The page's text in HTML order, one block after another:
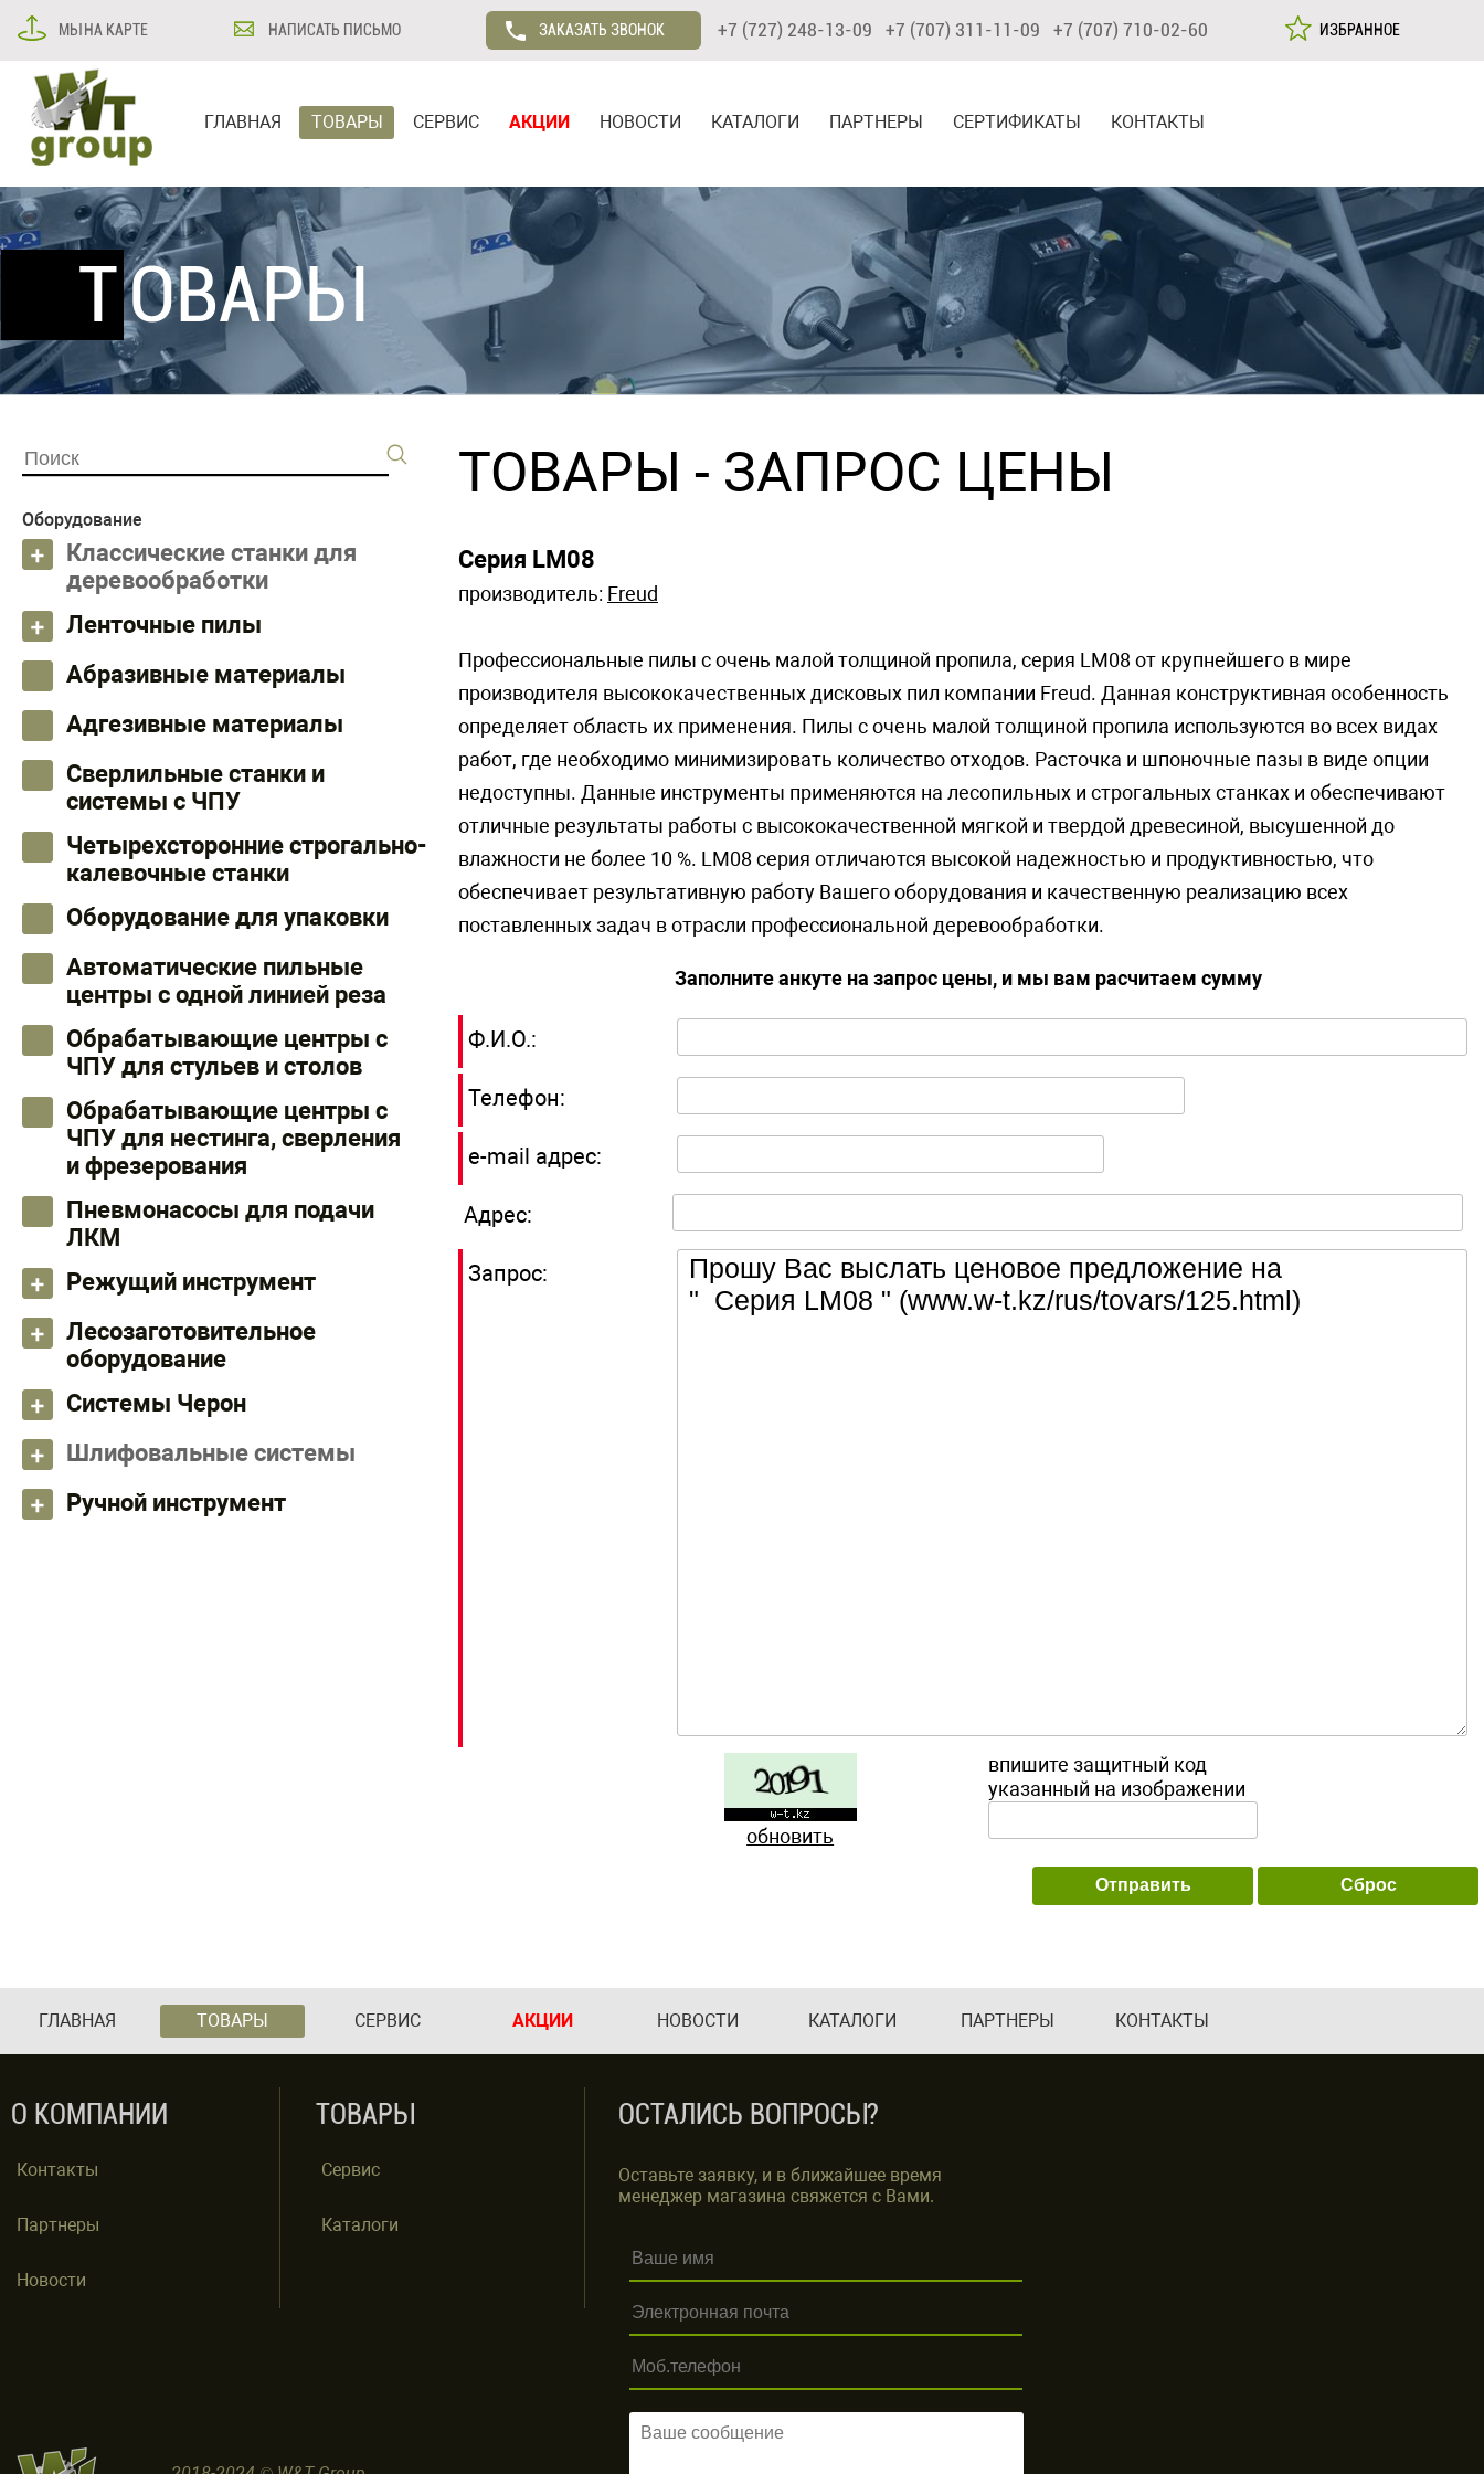
МЫ НА КАРТЕ НАПИСАТЬ ПИСЬМО ЗАКАЗАТЬ ЗВОНОК +7 (727) 248-13-09 +7 (707) 311-11-09 +7 (707) 710-02-60 ИЗБРАННОЕ
ГЛАВНАЯ ТОВАРЫ СЕРВИС АКЦИИ НОВОСТИ КАТАЛОГИ ПАРТНЕРЫ СЕРТИФИКАТЫ КОНТАКТЫ
ТОВАРЫ
Оборудование
Классические станки для
деревообработки
Ленточные пилы
Абразивные материалы
Адгезивные материалы
Сверлильные станки и
системы с ЧПУ
Четырехсторонние строгально-
калевочные станки
Оборудование для упаковки
Автоматические пильные
центры с одной линией реза
Обрабатывающие центры с
ЧПУ для стульев и столов
Обрабатывающие центры с
ЧПУ для нестинга, сверления
и фрезерования
Пневмонасосы для подачи
ЛКМ
Режущий инструмент
Лесозаготовительное
оборудование
Системы Черон
Шлифовальные системы
Ручной инструмент
ТОВАРЫ - ЗАПРОС ЦЕНЫ
Серия LM08
производитель: Freud
Профессиональные пилы с очень малой толщиной пропила, серия LM08 от крупнейшего в мире
производителя высококачественных дисковых пил компании Freud. Данная конструктивная особенность
определяет область их применения. Пилы с очень малой толщиной пропила используются во всех видах
работ, где необходимо минимизировать количество отходов. Расточка и шпоночные пазы в виде опции
недоступны. Данные инструменты применяются на лесопильных и строгальных станках и обеспечивают
отличные результаты работы с высококачественной мягкой и твердой древесиной, высушенной до
влажности не более 10 %. LM08 серия отличаются высокой надежностью и продуктивностью, что
обеспечивает результативную работу Вашего оборудования и качественную реализацию всех
поставленных задач в отрасли профессиональной деревообработки.
Заполните анкуте на запрос цены, и мы вам расчитаем сумму
Ф.И.О.:
Телефон:
e-mail адрес:
Адрес:
Запрос:
обновить
впишите защитный код
указанный на изображении
ГЛАВНАЯ ТОВАРЫ СЕРВИС АКЦИИ НОВОСТИ КАТАЛОГИ ПАРТНЕРЫ КОНТАКТЫ
О КОМПАНИИ
Контакты
Партнеры
Новости
ТОВАРЫ
Сервис
Каталоги
ОСТАЛИСЬ ВОПРОСЫ?
Оставьте заявку, и в ближайшее время
менеджер магазина свяжется с Вами.